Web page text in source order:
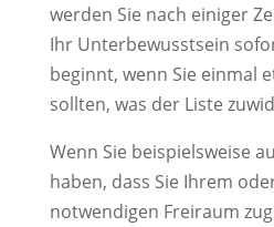
werden Sie nach einiger
Ihr Unterbewusstsein
beginnt, wenn Sie einmal
sollten, was der Liste
Wenn Sie beispielsweise
haben, dass Sie Ihrem
notwendigen Freiraum